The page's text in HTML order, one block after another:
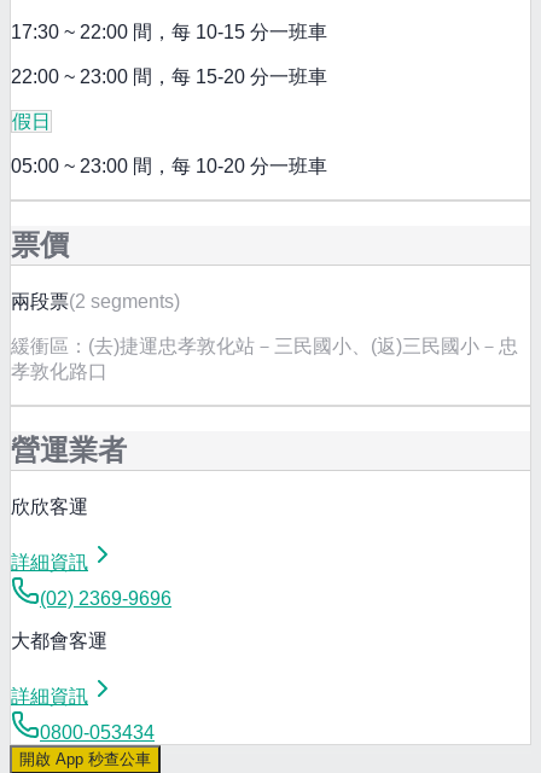
17:30 ~ 22:00 間，每 10-15 分一班車
22:00 ~ 23:00 間，每 15-20 分一班車
假日
05:00 ~ 23:00 間，每 10-20 分一班車
票價
兩段票(2 segments)
緩衝區： (去)捷運忠孝敦化站－三民國小、(返)三民國小－忠
孝敦化路口
營運業者
欣欣客運
詳細資訊
(02) 2369-9696
大都會客運
詳細資訊
0800-053434
開啟 App 秒查公車